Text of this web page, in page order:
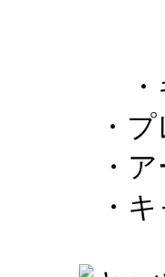
・
・
・